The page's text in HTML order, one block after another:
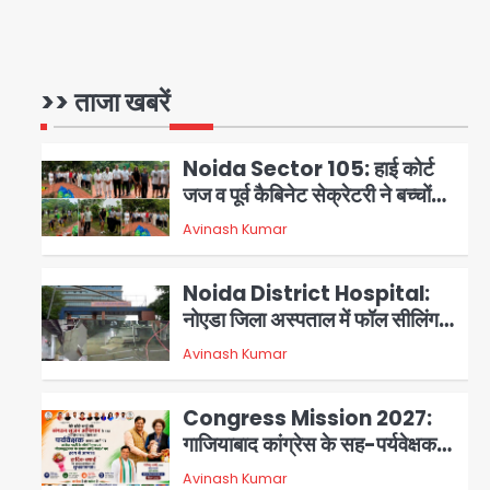
>> ताजा खबरें
1
विरासत और बॉलीवुड सितारों का जमीनी
2
Noida Sector 105: हाई कोर्ट
जज व पूर्व कैबिनेट सेक्रेटरी ने बच्चों
संग चलाया सफाई अभियान, 160
किलो कूड़ा हटाया
Avinash Kumar
3
Noida District Hospital:
नोएडा जिला अस्पताल में फॉल सीलिंग
गिरी, गायनो OT गैलरी में बड़ा हादसा
टला; मरीजों की सुरक्षा पर उठे सवाल
Avinash Kumar
Congress Mission 2027:
गाजियाबाद कांग्रेस के सह-पर्यवेक्षक
बने सतेन्द्र शर्मा, गौतमबुद्धनगर नेताओं
Avinash Kumar